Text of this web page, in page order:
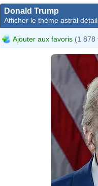
Donald Trump
Afficher le thème astral
Ajouter aux favoris (1 878